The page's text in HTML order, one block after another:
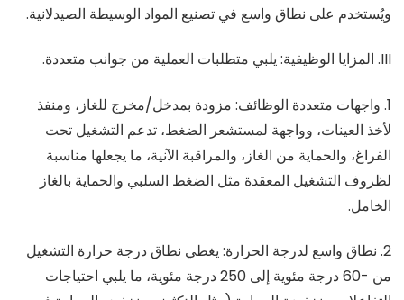
ويُستخدم على نطاق واسع في تصنيع المواد الوسيطة الصيدلانية.
III. المزايا الوظيفية: يلبي متطلبات العملية من جوانب متعددة.
1. واجهات متعددة الوظائف: مزودة بمدخل/مخرج للغاز، ومنفذ
لأخذ العينات، وواجهة لمستشعر الضغط، تدعم التشغيل تحت
الفراغ، والحماية من الغاز، والمراقبة الآنية، ما يجعلها مناسبة
لظروف التشغيل المعقدة مثل الضغط السلبي والحماية بالغاز
الخامل.
2. نطاق واسع لدرجة الحرارة: يغطي نطاق درجة حرارة التشغيل
من -60 درجة مئوية إلى 250 درجة مئوية، ما يلبي احتياجات